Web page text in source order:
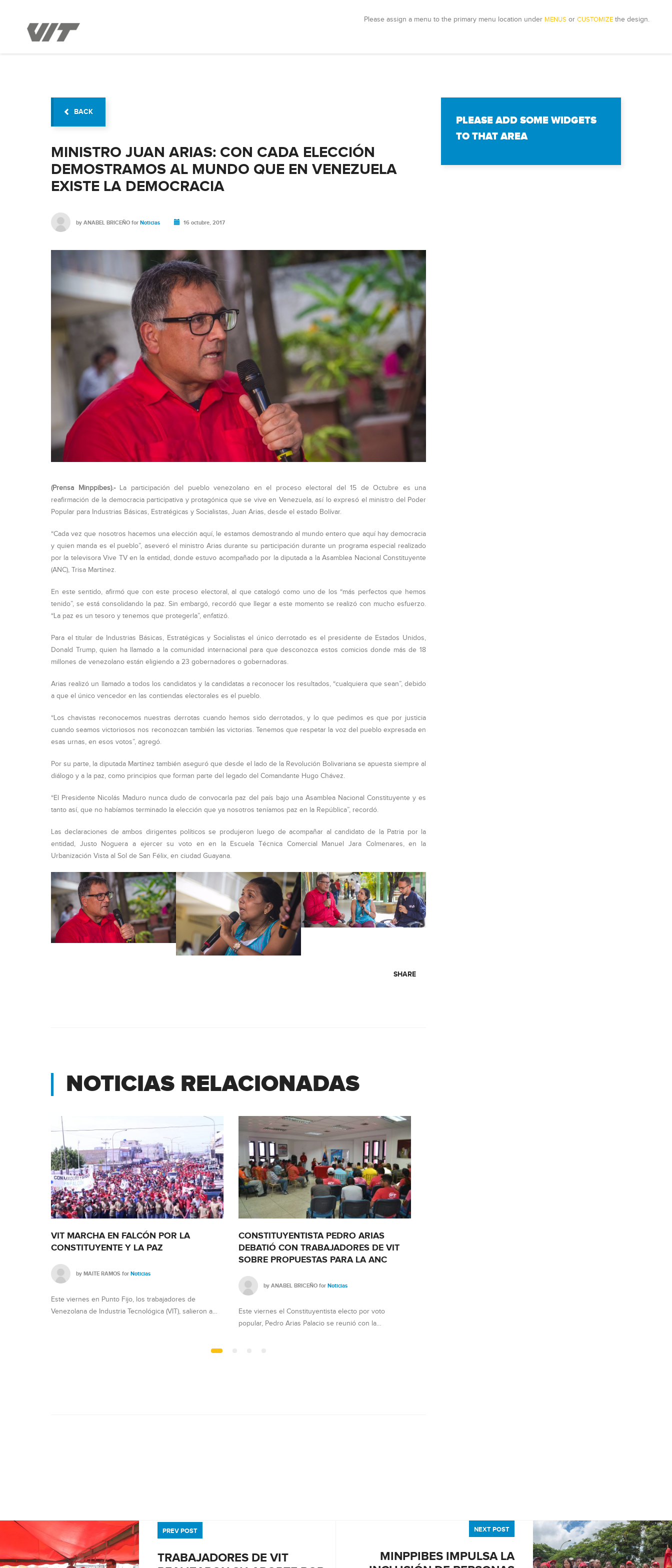
Please assign a menu to the primary menu location under MENUS or CUSTOMIZE the design.
BACK
MINISTRO JUAN ARIAS: CON CADA ELECCIÓN
DEMOSTRAMOS AL MUNDO QUE EN VENEZUELA
EXISTE LA DEMOCRACIA
by ANABEL BRICEÑO for Noticias 16 octubre, 2017
(Prensa Minppibes).-La participación del pueblo venezolano en el proceso electoral del 15 de Octubre es una
reafirmación de la democracia participativa y protagónica que se vive en Venezuela, así lo expresó el ministro del Poder
Popular para Industrias Básicas, Estratégicas y Socialistas, Juan Arias, desde el estado Bolívar.
“Cada vez que nosotros hacemos una elección aquí, le estamos demostrando al mundo entero que aquí hay democracia
y quien manda es el pueblo”, aseveró el ministro Arias durante su participación durante un programa especial realizado
por la televisora Vive TV en la entidad, donde estuvo acompañado por la diputada a la Asamblea Nacional Constituyente
(ANC), Trisa Martínez.
En este sentido, afirmó que con este proceso electoral, al que catalogó como uno de los “más perfectos que hemos
tenido”, se está consolidando la paz. Sin embargó, recordó que llegar a este momento se realizó con mucho esfuerzo.
“La paz es un tesoro y tenemos que protegerla”, enfatizó.
Para el titular de Industrias Básicas, Estratégicas y Socialistas el único derrotado es el presidente de Estados Unidos,
Donald Trump, quien ha llamado a la comunidad internacional para que desconozca estos comicios donde más de 18
millones de venezolano están eligiendo a 23 gobernadores o gobernadoras.
Arias realizó un llamado a todos los candidatos y la candidatas a reconocer los resultados, “cualquiera que sean”, debido
a que el único vencedor en las contiendas electorales es el pueblo.
“Los chavistas reconocemos nuestras derrotas cuando hemos sido derrotados, y lo que pedimos es que por justicia
cuando seamos victoriosos nos reconozcan también las victorias. Tenemos que respetar la voz del pueblo expresada en
esas urnas, en esos votos”, agregó.
Por su parte, la diputada Martínez también aseguró que desde el lado de la Revolución Bolivariana se apuesta siempre al
diálogo y a la paz, como principios que forman parte del legado del Comandante Hugo Chávez.
“El Presidente Nicolás Maduro nunca dudo de convocarla paz del país bajo una Asamblea Nacional Constituyente y es
tanto así, que no habíamos terminado la elección que ya nosotros teníamos paz en la República”, recordó.
Las declaraciones de ambos dirigentes políticos se produjeron luego de acompañar al candidato de la Patria por la
entidad, Justo Noguera a ejercer su voto en en la Escuela Técnica Comercial Manuel Jara Colmenares, en la
Urbanización Vista al Sol de San Félix, en ciudad Guayana.
SHARE
NOTICIAS RELACIONADAS
VIT MARCHA EN FALCÓN POR LA
CONSTITUYENTE Y LA PAZ
by MAITE RAMOS for Noticias
Este viernes en Punto Fijo, los trabajadores de
Venezolana de Industria Tecnológica (VIT), salieron a…
CONSTITUYENTISTA PEDRO ARIAS
DEBATIÓ CON TRABAJADORES DE VIT
SOBRE PROPUESTAS PARA LA ANC
by ANABEL BRICEÑO for Noticias
Este viernes el Constituyentista electo por voto
popular, Pedro Arias Palacio se reunió con la…
PLEASE ADD SOME WIDGETS
TO THAT AREA
PREV POST
TRABAJADORES DE VIT
NEXT POST
MINPPIBES IMPULSA LA